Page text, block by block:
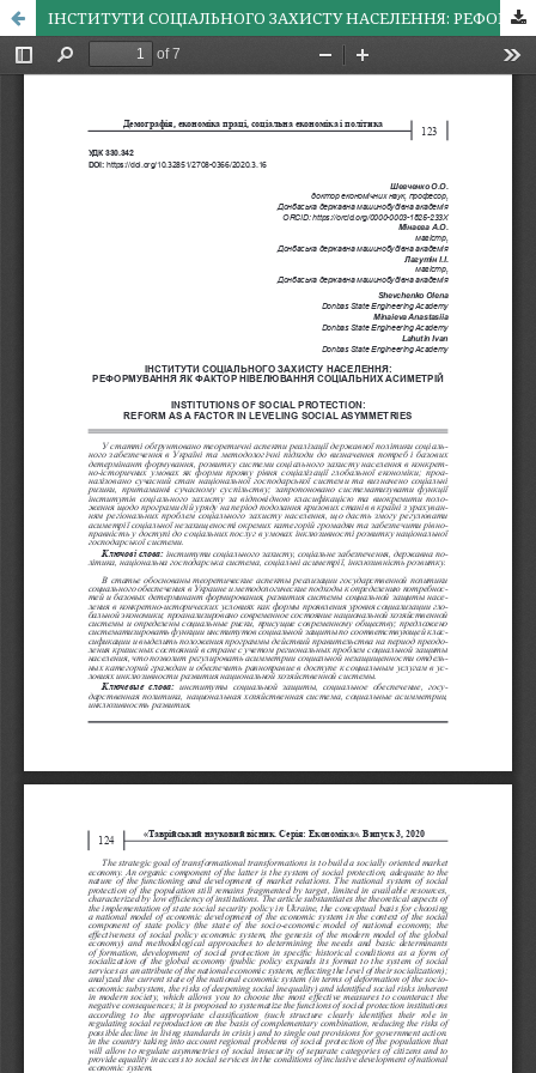
ІНСТИТУТИ СОЦІАЛЬНОГО ЗАХИСТУ НАСЕЛЕННЯ: РЕФОРМУВАННЯ ЯК ФАКТОР НІВЕЛЮВАННЯ СОЦІАЛЬНИХ АСИМЕТРІЙ